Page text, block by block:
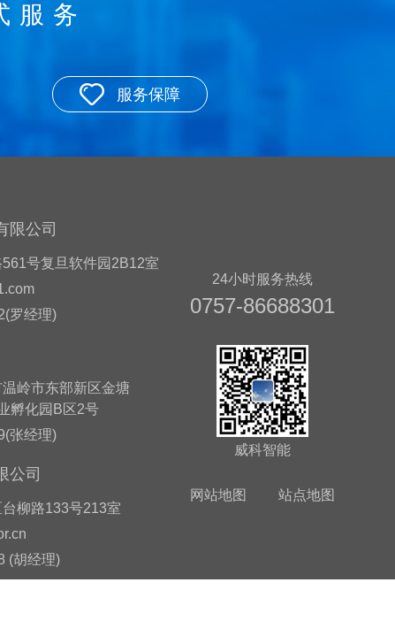
服务
服务保障
限公司
561号复旦软件园2B12室
罗经理)
岭市东部新区金塘
孵化园B区2号
张经理)
公司
柳路133号213室
(胡经理)
24小时服务热线
0757-86688301
威科智能
网站地图 站点地图